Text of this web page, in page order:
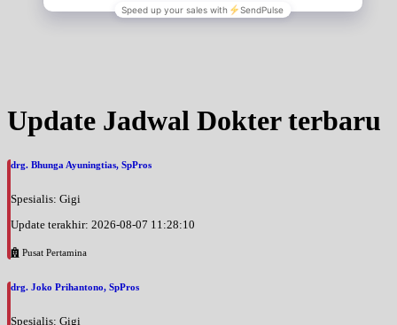
Update Jadwal Dokter terbaru
drg. Bhunga Ayuningtias, SpPros
Spesialis: Gigi
Update terakhir: 2026-08-07 11:28:10
Pusat Pertamina
drg. Joko Prihantono, SpPros
Spesialis: Gigi